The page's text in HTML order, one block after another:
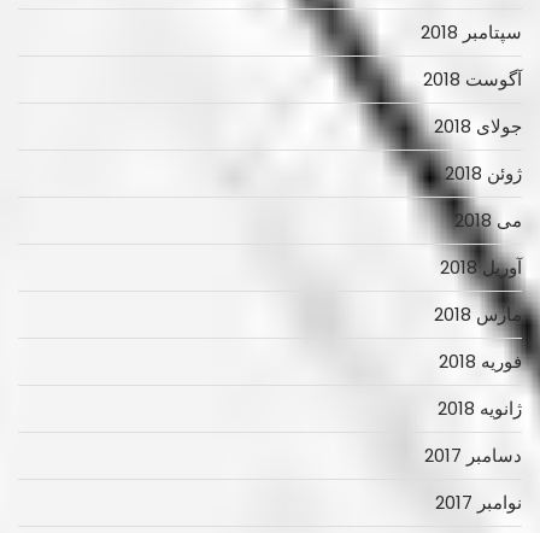
سپتامبر 2018
آگوست 2018
جولای 2018
ژوئن 2018
می 2018
آوریل 2018
مارس 2018
فوریه 2018
ژانویه 2018
دسامبر 2017
نوامبر 2017